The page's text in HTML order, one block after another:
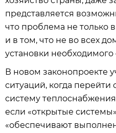
представляется
что проблема не только
и в том, что не во всех
установки
В новом законопроекте
ситуаций, когда перейти
систему
если «открытые
«обеспечивают